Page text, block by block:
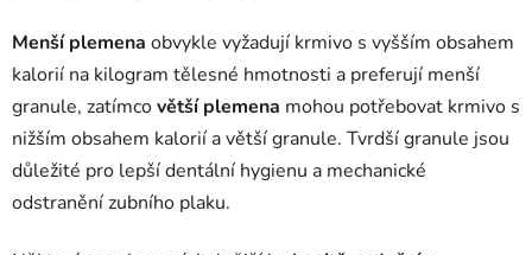
Menší plemena obvykle vyžadují krmivo s vyšším obsahem
kalorií na kilogram tělesné hmotnosti a preferují menší
granule, zatímcovětší plemena mohou potřebovat krmivo s
nižším obsahem kalorií a větší granule. Tvrdší granule jsou
důležité pro lepší dentální hygienu a mechanické
odstranění zubního plaku.